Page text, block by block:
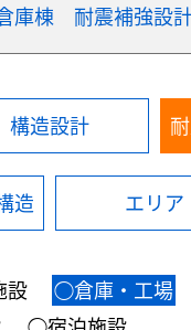
庫棟 耐震補強設
構造設計
造 エリア
設
◯倉庫・工場